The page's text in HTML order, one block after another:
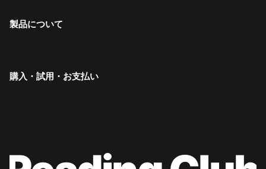
製品について
購入・試用・お支払い